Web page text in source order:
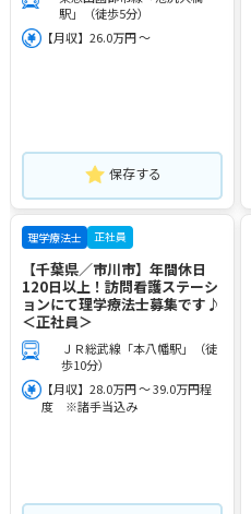
駅」（徒歩5分）
【月収】26.0万円 ～
保存する
理学療法士 正社員
【千葉県／市川市】年間休日
120日以上！訪問看護ステーシ
ョンにて理学療法士募集です♪
＜正社員＞
ＪＲ総武線「本八幡駅」（徒
歩10分）
【月収】28.0万円 ～ 39.0万円程
度 ※諸手当込み